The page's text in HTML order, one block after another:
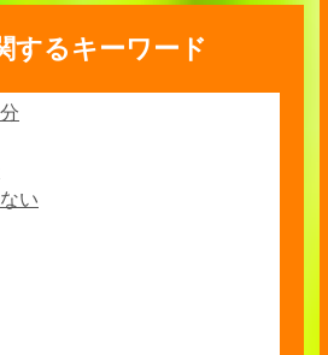
するキーワード
い